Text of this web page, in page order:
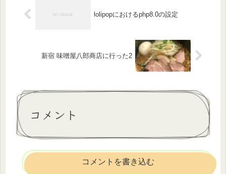
lolipopにおけるphp8.0の設定
新宿 味噌屋八郎商店に行った2
コメント
コメントを書き込む